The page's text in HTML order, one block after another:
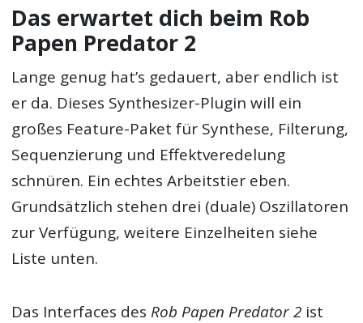
Das erwartet dich beim Rob
Papen Predator 2
Lange genug hat’s gedauert, aber endlich ist
er da. Dieses Synthesizer-Plugin will ein
großes Feature-Paket für Synthese, Filterung,
Sequenzierung und Effektveredelung
schnüren. Ein echtes Arbeitstier eben.
Grundsätzlich stehen drei (duale) Oszillatoren
zur Verfügung, weitere Einzelheiten siehe
Liste unten.
Das Interfaces des Rob Papen Predator 2 ist